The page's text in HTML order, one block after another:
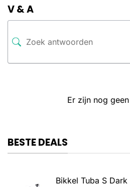
V & A
Er zijn nog
BESTE DEALS
Bikkel Tuba S